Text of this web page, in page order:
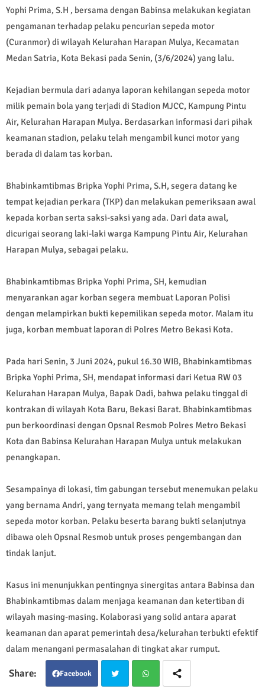
Yophi Prima, S.H , bersama dengan Babinsa melakukan kegiatan
pengamanan terhadap pelaku pencurian sepeda motor
(Curanmor) di wilayah Kelurahan Harapan Mulya, Kecamatan
Medan Satria, Kota Bekasi pada Senin, (3/6/2024) yang lalu.
Kejadian bermula dari adanya laporan kehilangan sepeda motor
milik pemain bola yang terjadi di Stadion MJCC, Kampung Pintu
Air, Kelurahan Harapan Mulya. Berdasarkan informasi dari pihak
keamanan stadion, pelaku telah mengambil kunci motor yang
berada di dalam tas korban.
Bhabinkamtibmas Bripka Yophi Prima, S.H, segera datang ke
tempat kejadian perkara (TKP) dan melakukan pemeriksaan awal
kepada korban serta saksi-saksi yang ada. Dari data awal,
dicurigai seorang laki-laki warga Kampung Pintu Air, Kelurahan
Harapan Mulya, sebagai pelaku.
Bhabinkamtibmas Bripka Yophi Prima, SH, kemudian
menyarankan agar korban segera membuat Laporan Polisi
dengan melampirkan bukti kepemilikan sepeda motor. Malam itu
juga, korban membuat laporan di Polres Metro Bekasi Kota.
Pada hari Senin, 3 Juni 2024, pukul 16.30 WIB, Bhabinkamtibmas
Bripka Yophi Prima, SH, mendapat informasi dari Ketua RW 03
Kelurahan Harapan Mulya, Bapak Dadi, bahwa pelaku tinggal di
kontrakan di wilayah Kota Baru, Bekasi Barat. Bhabinkamtibmas
pun berkoordinasi dengan Opsnal Resmob Polres Metro Bekasi
Kota dan Babinsa Kelurahan Harapan Mulya untuk melakukan
penangkapan.
Sesampainya di lokasi, tim gabungan tersebut menemukan pelaku
yang bernama Andri, yang ternyata memang telah mengambil
sepeda motor korban. Pelaku beserta barang bukti selanjutnya
dibawa oleh Opsnal Resmob untuk proses pengembangan dan
tindak lanjut.
Kasus ini menunjukkan pentingnya sinergitas antara Babinsa dan
Bhabinkamtibmas dalam menjaga keamanan dan ketertiban di
wilayah masing-masing. Kolaborasi yang solid antara aparat
keamanan dan aparat pemerintah desa/kelurahan terbukti efektif
dalam menangani permasalahan di tingkat akar rumput.
Facebook